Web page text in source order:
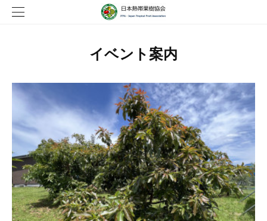
イベント案内